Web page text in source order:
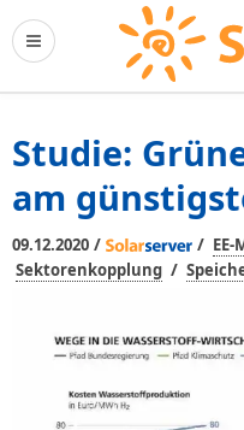
Studie:
am
09.12.2020 / /
Sektorenkopplung /